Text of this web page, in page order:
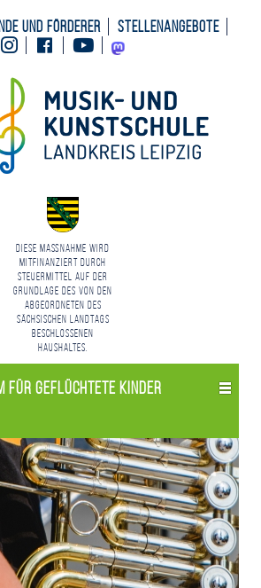
und Förderer
Stellenangebote
InstagramFacebookYoutubeMastodon
Diese Maßnahme wird
mitfinanziert durch
Steuermittel auf der
Grundlage des von den
Abgeordneten des
Sächsischen Landtags
beschlossenen
Haushaltes.
für geflüchtete Kinder